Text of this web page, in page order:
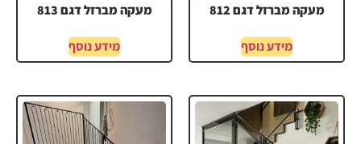
מעקה מברזל דגם 812
מידע נוסף
מעקה מברזל דגם 813
מידע נוסף